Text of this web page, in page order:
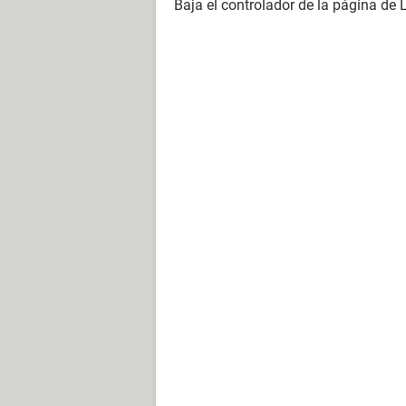
Baja el controlador de la página de